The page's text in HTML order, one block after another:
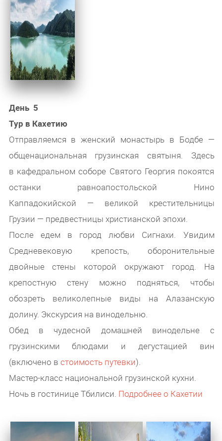
День 5
Тур в Кахетию
Отправляемся в женский монастырь в Бодбе —
общенациональная грузинская святыня. Здесь
в кафедральном соборе Святого Георгия покоятся
останки равноапостольской Нино
Каппадокийской — великой крестительницы
Грузии — предвестницы христианской эпохи.
После едем в город любви Сигнахи. Увидим
Средневековую крепость, оборонительные
двойные стены которой окружают город. На
крепостную стену можно подняться, чтобы
обозреть великолепные виды на Алазанскую
долину. Экскурсия на винодельню.
Обед в чудесной домашней винодельне с
грузинскими блюдами и дегустацией вин
(включено в стоимость путевки).
Мастер-класс национальной грузинской кухни.
Ночь в гостинице Тбилиси. Подробнее о Кахетии